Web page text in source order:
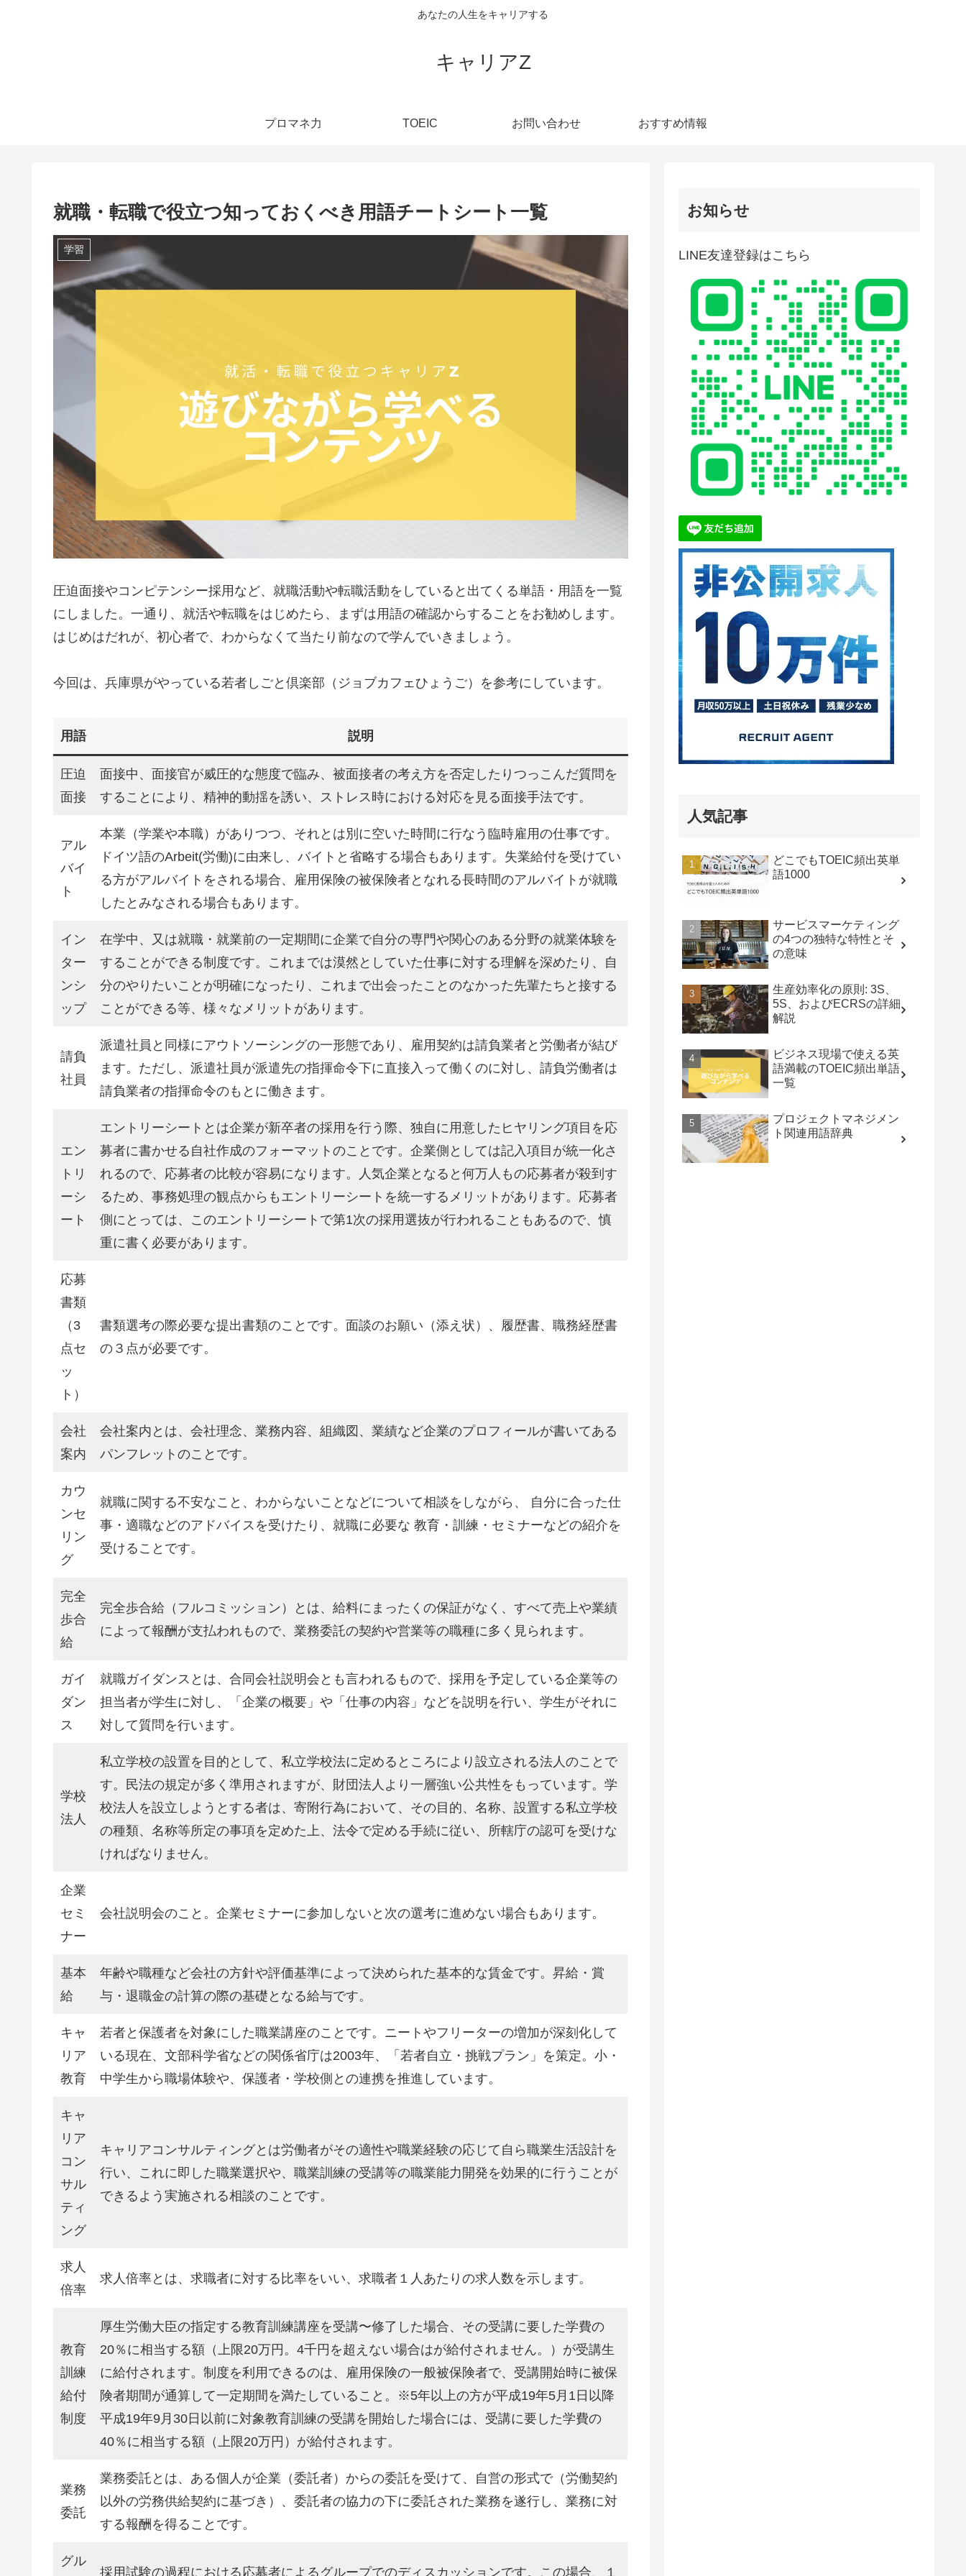
あなたの人生をキャリアする
キャリアZ
プロマネ力 TOEIC お問い合わせ おすすめ情報
就職・転職で役立つ知っておくべき用語チートシート一覧
学習
圧迫面接やコンピテンシー採用など、就職活動や転職活動をしていると出てくる単語・用語を一覧
にしました。一通り、就活や転職をはじめたら、まずは用語の確認からすることをお勧めします。
はじめはだれが、初心者で、わからなくて当たり前なので学んでいきましょう。
今回は、兵庫県がやっている若者しごと倶楽部（ジョブカフェひょうご）を参考にしています。
用語 説明
圧迫
面接
面接中、面接官が威圧的な態度で臨み、被面接者の考え方を否定したりつっこんだ質問を
することにより、精神的動揺を誘い、ストレス時における対応を見る面接手法です。
アル
バイ
ト
本業（学業や本職）がありつつ、それとは別に空いた時間に行なう臨時雇用の仕事です。
ドイツ語のArbeit(労働)に由来し、バイトと省略する場合もあります。失業給付を受けてい
る方がアルバイトをされる場合、雇用保険の被保険者となれる長時間のアルバイトが就職
したとみなされる場合もあります。
イン
ター
ンシ
ップ
在学中、又は就職・就業前の一定期間に企業で自分の専門や関心のある分野の就業体験を
することができる制度です。これまでは漠然としていた仕事に対する理解を深めたり、自
分のやりたいことが明確になったり、これまで出会ったことのなかった先輩たちと接する
ことができる等、様々なメリットがあります。
請負
社員
派遣社員と同様にアウトソーシングの一形態であり、雇用契約は請負業者と労働者が結び
ます。ただし、派遣社員が派遣先の指揮命令下に直接入って働くのに対し、請負労働者は
請負業者の指揮命令のもとに働きます。
エン
トリ
ーシ
ート
エントリーシートとは企業が新卒者の採用を行う際、独自に用意したヒヤリング項目を応
募者に書かせる自社作成のフォーマットのことです。企業側としては記入項目が統一化さ
れるので、応募者の比較が容易になります。人気企業となると何万人もの応募者が殺到す
るため、事務処理の観点からもエントリーシートを統一するメリットがあります。応募者
側にとっては、このエントリーシートで第1次の採用選抜が行われることもあるので、慎
重に書く必要があります。
応募
書類
（3
点セ
ッ
ト）
書類選考の際必要な提出書類のことです。面談のお願い（添え状）、履歴書、職務経歴書
の３点が必要です。
会社
案内
会社案内とは、会社理念、業務内容、組織図、業績など企業のプロフィールが書いてある
パンフレットのことです。
カウ
ンセ
リン
グ
就職に関する不安なこと、わからないことなどについて相談をしながら、 自分に合った仕
事・適職などのアドバイスを受けたり、就職に必要な 教育・訓練・セミナーなどの紹介を
受けることです。
完全
歩合
給
完全歩合給（フルコミッション）とは、給料にまったくの保証がなく、すべて売上や業績
によって報酬が支払われもので、業務委託の契約や営業等の職種に多く見られます。
ガイ
ダン
ス
就職ガイダンスとは、合同会社説明会とも言われるもので、採用を予定している企業等の
担当者が学生に対し、「企業の概要」や「仕事の内容」などを説明を行い、学生がそれに
対して質問を行います。
学校
法人
私立学校の設置を目的として、私立学校法に定めるところにより設立される法人のことで
す。民法の規定が多く準用されますが、財団法人より一層強い公共性をもっています。学
校法人を設立しようとする者は、寄附行為において、その目的、名称、設置する私立学校
の種類、名称等所定の事項を定めた上、法令で定める手続に従い、所轄庁の認可を受けな
ければなりません。
企業
セミ
ナー
会社説明会のこと。企業セミナーに参加しないと次の選考に進めない場合もあります。
基本
給
年齢や職種など会社の方針や評価基準によって決められた基本的な賃金です。昇給・賞
与・退職金の計算の際の基礎となる給与です。
キャ
リア
教育
若者と保護者を対象にした職業講座のことです。ニートやフリーターの増加が深刻化して
いる現在、文部科学省などの関係省庁は2003年、「若者自立・挑戦プラン」を策定。小・
中学生から職場体験や、保護者・学校側との連携を推進しています。
キャ
リア
コン
サル
ティ
ング
キャリアコンサルティングとは労働者がその適性や職業経験の応じて自ら職業生活設計を
行い、これに即した職業選択や、職業訓練の受講等の職業能力開発を効果的に行うことが
できるよう実施される相談のことです。
求人
倍率
求人倍率とは、求職者に対する比率をいい、求職者１人あたりの求人数を示します。
教育
訓練
給付
制度
厚生労働大臣の指定する教育訓練講座を受講〜修了した場合、その受講に要した学費の
20％に相当する額（上限20万円。4千円を超えない場合はが給付されません。）が受講生
に給付されます。制度を利用できるのは、雇用保険の一般被保険者で、受講開始時に被保
険者期間が通算して一定期間を満たしていること。※5年以上の方が平成19年5月1日以降
平成19年9月30日以前に対象教育訓練の受講を開始した場合には、受講に要した学費の
40％に相当する額（上限20万円）が給付されます。
業務
委託
業務委託とは、ある個人が企業（委託者）からの委託を受けて、自営の形式で（労働契約
以外の労務供給契約に基づき）、委託者の協力の下に委託された業務を遂行し、業務に対
する報酬を得ることです。
グル
採用試験の過程における応募者によるグループでのディスカッションです。この場合、１
お知らせ
LINE友達登録はこちら
人気記事
どこでもTOEIC頻出英単
語1000
サービスマーケティング
の4つの独特な特性とそ
の意味
生産効率化の原則: 3S、
5S、およびECRSの詳細
解説
ビジネス現場で使える英
語満載のTOEIC頻出単語
一覧
プロジェクトマネジメン
ト関連用語辞典